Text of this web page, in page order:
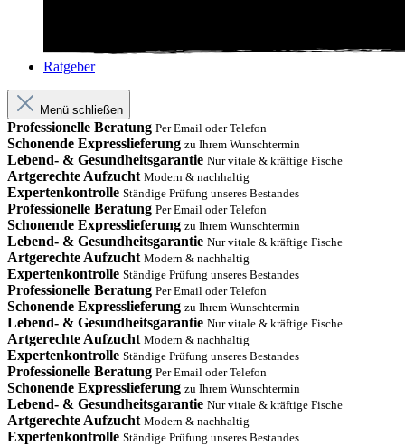
Ratgeber
Menü schließen
Professionelle Beratung Per Email oder Telefon
Schonende Expresslieferung zu Ihrem Wunschtermin
Lebend- & Gesundheitsgarantie Nur vitale & kräftige Fische
Artgerechte Aufzucht Modern & nachhaltig
Expertenkontrolle Ständige Prüfung unseres Bestandes
Professionelle Beratung Per Email oder Telefon
Schonende Expresslieferung zu Ihrem Wunschtermin
Lebend- & Gesundheitsgarantie Nur vitale & kräftige Fische
Artgerechte Aufzucht Modern & nachhaltig
Expertenkontrolle Ständige Prüfung unseres Bestandes
Professionelle Beratung Per Email oder Telefon
Schonende Expresslieferung zu Ihrem Wunschtermin
Lebend- & Gesundheitsgarantie Nur vitale & kräftige Fische
Artgerechte Aufzucht Modern & nachhaltig
Expertenkontrolle Ständige Prüfung unseres Bestandes
Professionelle Beratung Per Email oder Telefon
Schonende Expresslieferung zu Ihrem Wunschtermin
Lebend- & Gesundheitsgarantie Nur vitale & kräftige Fische
Artgerechte Aufzucht Modern & nachhaltig
Expertenkontrolle Ständige Prüfung unseres Bestandes